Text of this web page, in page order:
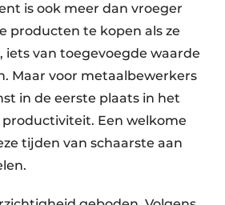
is ook meer dan vroeger
producten te kopen als ze
iets van toegevoegde waarde
Maar voor metaal­bewerkers
in de eerste plaats in het
Een welkome
tijden van schaarste aan